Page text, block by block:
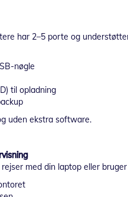
har 2–5 porte og
nøgle
til opladning
uden ekstra software.
med din laptop eller